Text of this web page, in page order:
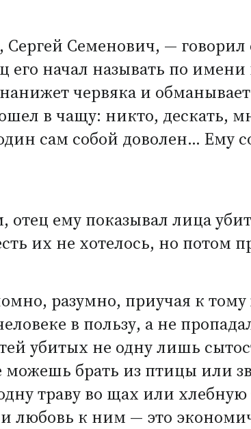
Семенович, — говорил
начал называть по
червяка и
в чащу: никто, дескать,
сам собой доволен… Ему
ему показывал лица
их не хотелось, но потом
разумно, приучая к тому
в пользу, а не
убитых не одну лишь
брать из птицы или
траву во щах или
любовь к ним — это